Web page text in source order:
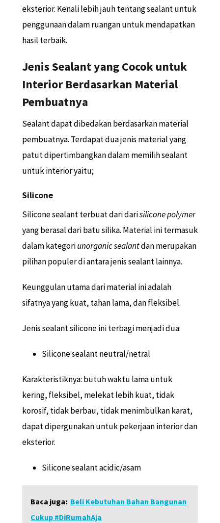
eksterior. Kenali lebih jauh tentang sealant untuk
penggunaan dalam ruangan untuk mendapatkan
hasil terbaik.
Jenis Sealant yang Cocok untuk
Interior Berdasarkan Material
Pembuatnya
Sealant dapat dibedakan berdasarkan material
pembuatnya. Terdapat dua jenis material yang
patut dipertimbangkan dalam memilih sealant
untuk interior yaitu;
Silicone
Silicone sealant terbuat dari darisilicone polymer
yang berasal dari batu silika. Material ini termasuk
dalam kategoriunorganic sealantdan merupakan
pilihan populer di antara jenis sealant lainnya.
Keunggulan utama dari material ini adalah
sifatnya yang kuat, tahan lama, dan fleksibel.
Jenis sealant silicone ini terbagi menjadi dua:
Silicone sealant neutral/netral
Karakteristiknya: butuh waktu lama untuk
kering, fleksibel, melekat lebih kuat, tidak
korosif, tidak berbau, tidak menimbulkan karat,
dapat dipergunakan untuk pekerjaan interior dan
eksterior.
Silicone sealant acidic/asam
Baca juga: Beli Kebutuhan Bahan Bangunan
Cukup #DiRumahAja